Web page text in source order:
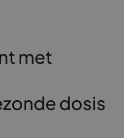
met
dosis